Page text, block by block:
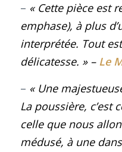
– « Cette pièce est
emphase), à plus
interprétée. Tout
délicatesse. » – Le
– « Une
La poussière, c’est
celle que nous
médusé, à une